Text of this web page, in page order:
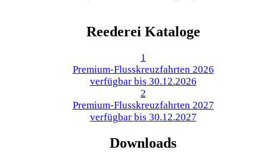
Reederei Kataloge
1
Premium-Flusskreuzfahrten 2026
verfügbar bis 30.12.2026
2
Premium-Flusskreuzfahrten 2027
verfügbar bis 30.12.2027
Downloads